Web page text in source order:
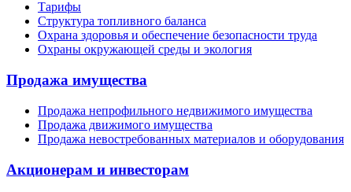
Тарифы
Структура топливного баланса
Охрана здоровья и обеспечение безопасности труда
Охраны окружающей среды и экология
Продажа имущества
Продажа непрофильного недвижимого имущества
Продажа движимого имущества
Продажа невостребованных материалов и оборудования
Акционерам и инвесторам